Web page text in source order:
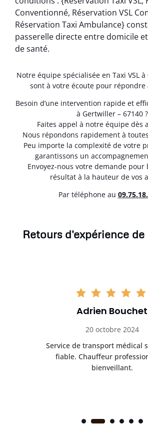
Conventionné, Réservation VSL
Réservation Taxi Ambulance}
passerelle directe entre domicile
de santé.
Notre équipe spécialisée en Taxi VSL
sont à votre écoute pour répondre
Besoin d’une intervention rapide et
à Gertwiller – 67140 ?
Faites appel à notre équipe dès
Nous répondons rapidement à
Peu importe la complexité de votre
garantissons un
Envoyez-nous votre demande pour
résultat à la hauteur de vos
Par téléphone au 0
Retours d'expérience
Adrien Bouchet
20 octobre 2024
Service de transport médical
fiable. Chauffeur
bienveillant.